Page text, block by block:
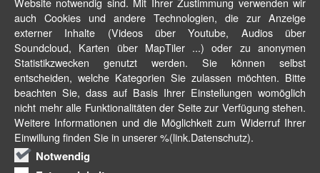
auch Cookies und andere Technologien, die zur Anzeige
externer Inhalte (Videos über Youtube, Audios über
Soundcloud, Karten über MapTiler ...) oder zu anonymen
Statistikzwecken genutzt werden. Sie können selbst
entscheiden, welche Kategorien Sie zulassen möchten. Bitte
beachten Sie, dass auf Basis Ihrer Einstellungen womöglich
nicht mehr alle Funktionalitäten der Seite zur Verfügung stehen.
Weitere Informationen und die Möglichkeit zum Widerruf Ihrer
Einwillung finden Sie in unserer %(link.Datenschutz).
Notwendig